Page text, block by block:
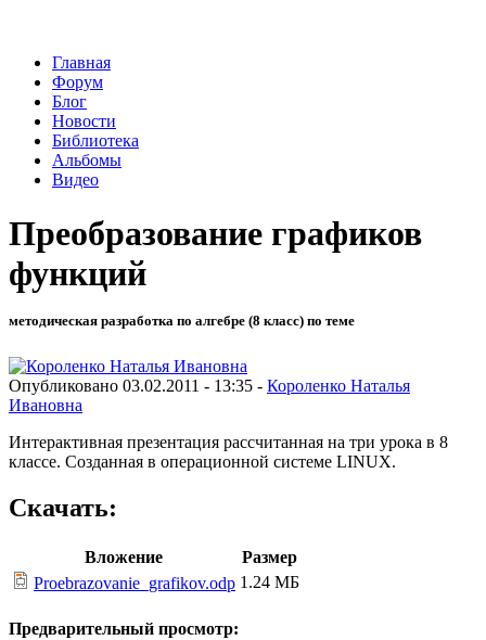
Главная
Форум
Блог
Новости
Библиотека
Альбомы
Видео
Преобразование графиков
функций
методическая разработка по алгебре (8 класс) по теме
Опубликовано 03.02.2011 - 13:35 - Короленко Наталья
Ивановна
Интерактивная презентация рассчитанная на три урока в 8
классе. Созданная в операционной системе LINUX.
Скачать:
Вложение
Размер
Proebrazovanie_grafikov.odp 1.24 МБ
Предварительный просмотр: